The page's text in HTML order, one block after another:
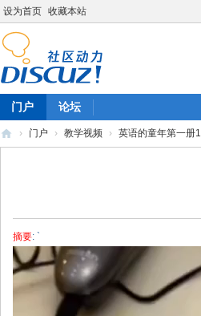
设为首页 收藏本站
门户 论坛
› 门户 › 教学视频 › 英语的童年第一册1
摘要: `